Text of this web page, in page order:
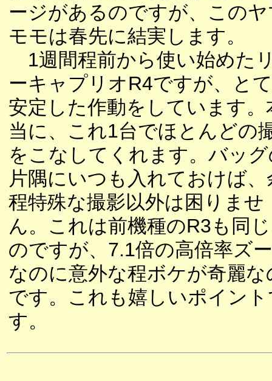
ージがあるのですが、この
モモは春先に結実します。
1週間程前から使い始めた
ーキャプリオR4ですが、と
安定した作動をしています。
当に、これ1台でほとんどの
をこなしてくれます。バッ
片隅にいつも入れておけば、
程特殊な撮影以外は困りませ
ん。これは前機種のR3も同
のですが、7.1倍の高倍率ズ
なのに意外な程ボケが奇麗な
です。これも嬉しいポイン
す。